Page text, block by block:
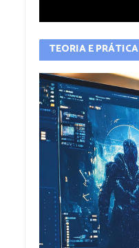
TEORIA E PRÁTICA